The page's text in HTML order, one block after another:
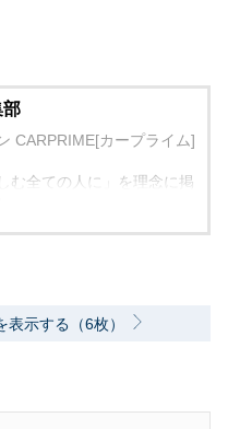
CARPRIME[カープライム]
む全ての人に」を理念に掲
でいます。
示する（6枚）